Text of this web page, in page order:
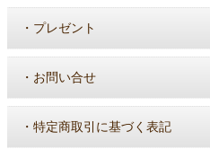
・ プレゼント
・ お問い合せ
・ 特定商取引に基づく表記